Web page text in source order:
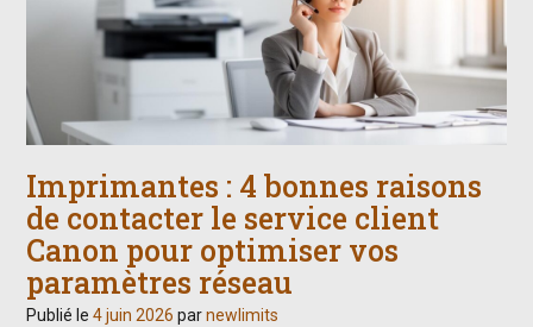
Imprimantes : 4 bonnes raisons
de contacter le service client
Canon pour optimiser vos
paramètres réseau
Publié le 4 juin 2026 parnewlimits